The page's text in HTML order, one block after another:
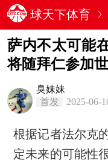
球天下体育
萨内不太可能
将随拜仁参加
臭妹妹
首发
2025-06-
根据记者法尔克
定未来的可能性